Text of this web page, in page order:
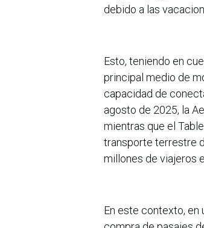
debido a las
Esto, teniendo en
principal medio de
capacidad de
agosto de 2025, la
mientras que el
transporte terrestre
millones de viajeros
En este contexto, en